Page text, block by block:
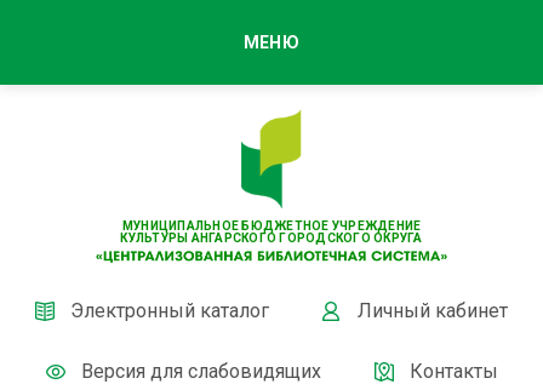
МУНИЦИПАЛЬНОЕ БЮДЖЕТНОЕ УЧРЕЖДЕНИЕ
КУЛЬТУРЫ АНГАРСКОГО ГОРОДСКОГО ОКРУГА
Электронный каталог Личный кабинет
Версия для слабовидящих Контакты
МЕНЮ